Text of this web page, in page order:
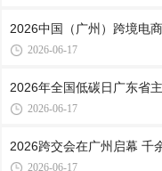
2026中国（广州）跨境电
2026-06-17
2026年全国低碳日广东省
2026-06-17
2026跨交会在广州启幕 千
2026-06-17